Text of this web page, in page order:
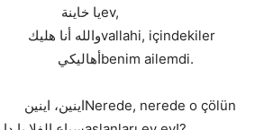
يا خاينة
والله أنا هليك
أهاليكي
ev,
vallahi, içindekiler
benim ailemdi.
اينين، اينينNerede, nerede o çölün